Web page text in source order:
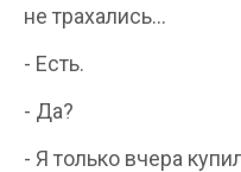
не трахались...
- Есть.
- Да?
- Я только вчера